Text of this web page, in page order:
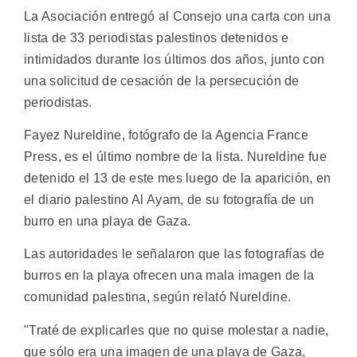
La Asociación entregó al Consejo una carta con una
lista de 33 periodistas palestinos detenidos e
intimidados durante los últimos dos años, junto con
una solicitud de cesación de la persecución de
periodistas.
Fayez Nureldine, fotógrafo de la Agencia France
Press, es el último nombre de la lista. Nureldine fue
detenido el 13 de este mes luego de la aparición, en
el diario palestino Al Ayam, de su fotografía de un
burro en una playa de Gaza.
Las autoridades le señalaron que las fotografías de
burros en la playa ofrecen una mala imagen de la
comunidad palestina, según relató Nureldine.
"Traté de explicarles que no quise molestar a nadie,
que sólo era una imagen de una playa de Gaza,